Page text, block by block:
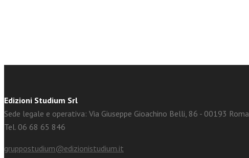
Edizioni Studium Srl
Sede legale e operativa: Via Giuseppe Gioachino Belli, 86 - 00193 Roma
Tel. 06 68 65 846
gruppostudium@edizionistudium.it